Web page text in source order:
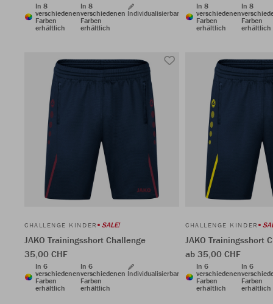
In 8
verschiedenen
Farben
erhältlich
In 8
verschiedenen
Farben
erhältlich
Individualisierbar
In 8
verschiedenen
Farben
erhältlich
In 8
Farben
erhältlich
CHALLENGE KINDER SALE!
JAKO Trainingsshort Challenge
35,00 CHF
In 6
verschiedenen
Farben
erhältlich
In 6
verschiedenen
Farben
erhältlich
Individualisierbar
CHALLENGE KINDER
JAKO Trainingsshort
ab 35,00 CHF
In 6
verschiedenen
Farben
erhältlich
In 6
Farben
erhältlich